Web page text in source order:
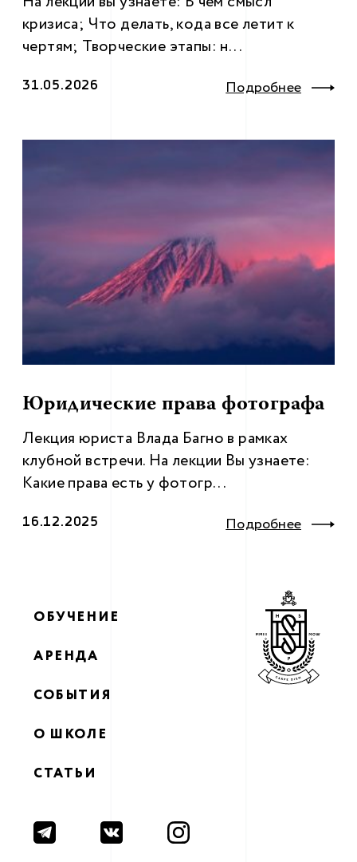
кризиса; Что делать, кода все летит к
чертям; Творческие этапы: н...
31.05.2026 Подробнее
Юридические права фотографа
Лекция юриста Влада Багно в рамках
клубной встречи. На лекции Вы узнаете:
Какие права есть у фотогр...
16.12.2025 Подробнее
ОБУЧЕНИЕ
АРЕНДА
СОБЫТИЯ
O ШКОЛЕ
СТАТЬИ